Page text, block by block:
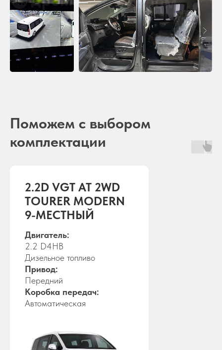
Поможем с выбором
комплектации
2.2D VGT AT 2WD
TOURER MODERN
9-МЕСТНЫЙ
Двигатель:
2.2 D4HB
Дизельное топливо
Привод:
Передний
Коробка передач:
Автоматическая